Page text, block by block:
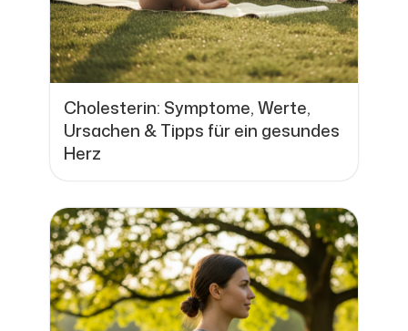
Cholesterin: Symptome, Werte,
Ursachen & Tipps für ein gesundes
Herz